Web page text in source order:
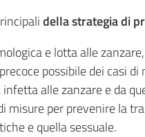
della strategia di
e lotta alle
possibile dei casi
alle zanzare e da
misure per prevenire la
e quella sessuale.